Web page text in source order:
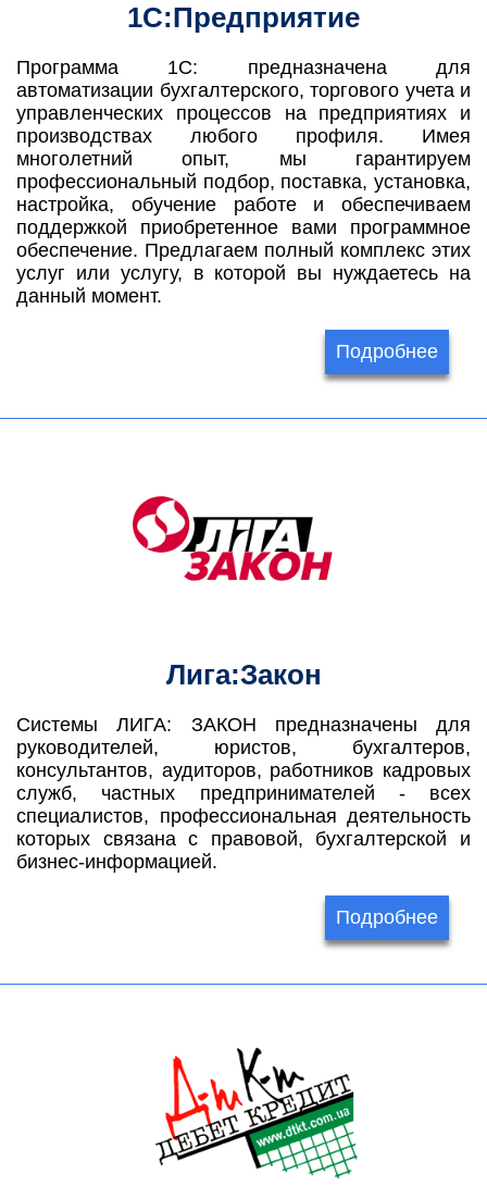
1С:Предприятие
Программа 1С: предназначена для
автоматизации бухгалтерского, торгового учета и
управленческих процессов на предприятиях и
производствах любого профиля. Имея
многолетний опыт, мы гарантируем
профессиональный подбор, поставка, установка,
настройка, обучение работе и обеспечиваем
поддержкой приобретенное вами программное
обеспечение. Предлагаем полный комплекс этих
услуг или услугу, в которой вы нуждаетесь на
данный момент.
Подробнее
Лига:Закон
Системы ЛИГА: ЗАКОН предназначены для
руководителей, юристов, бухгалтеров,
консультантов, аудиторов, работников кадровых
служб, частных предпринимателей - всех
специалистов, профессиональная деятельность
которых связана с правовой, бухгалтерской и
бизнес-информацией.
Подробнее